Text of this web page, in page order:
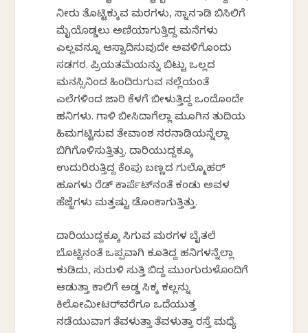
ನೀರು ತೊಟ್ಟಿಕ್ಕುವ ಮರಗಳು, ಸ್ನಾನ ಮಾಡಿ ಬಿಸಿಲಿಗೆ
ಮೈಯೊಡ್ಡಲು ಅಣಿಯಾಗುತ್ತಿದ್ದ ಮನೆಗಳು
ಎಲ್ಲವನ್ನೂ ಆಸ್ವಾದಿಸುವುದೇ ಅವಳಿಗೊಂದು
ಸಡಗರ. ಪ್ರಿಯತಮೆಯನ್ನು ಬಿಟ್ಟು ಒಲ್ಲದ
ಮನಸ್ಸಿನಿಂದ ಹಿಂದಿರುಗುವ ನಲ್ಲೆಯಂತೆ
ಎಲೆಗಳಿಂದ ಜಾರಿ ಕೆಳಗೆ ಬೀಳುತ್ತಿದ್ದ ಒಂದೊಂದೇ
ಹನಿಗಳು. ಗಾಳಿ ಬೀಸಿದಾಗೆಲ್ಲಾ ಮೂಗಿನ ತುದಿಯ
ಹಿಮಗಟ್ಟಿಸುವ ತೇವಾಂಶ ನರನಾಡಿಯನ್ನೆಲ್ಲಾ
ಬಿಗಿಗೊಳಿಸುತ್ತಿತ್ತು. ದಾರಿಯುದ್ದಕ್ಕೂ
ಉದುರಿರುತ್ತಿದ್ದ ಕೆಂಪು ಬಣ್ಣದ ಗುಲ್ಮೊಹರ್
ಹೂಗಳು ರೆಡ್ ಕಾರ್ಪೆಟ್‌ನಂತೆ ಕಂಡು ಅವಳ
ಹೆಜ್ಜೆಗಳು ಮತ್ತಷ್ಟು ಡೊಂಕಾಗುತ್ತಿತ್ತು.
ದಾರಿಯುದ್ದಕ್ಕೂ ಸಿಗುವ ಮರಗಳ ಬೈತಲೆ
ಬೊಟ್ಟಿನಂತೆ ಒಪ್ಪವಾಗಿ ಕೂತಿದ್ದ ಹನಿಗಳನ್ನೆಲ್ಲಾ
ಕುಡಿದು, ಸುರುಳಿ ಸುತ್ತಿ ಬಿದ್ದ ಮುಂಗುರುಳೊಂದಿಗೆ
ಆಡುತ್ತಾ ಕಾಲಿಗೆ ಅಡ್ಡ ಸಿಕ್ಕ ಕಲ್ಲನ್ನು
ಕಿಲೋಮೀಟರ್‌ವರೆಗೂ ಒದೆಯುತ್ತ
ನಡೆಯುವಾಗ ತೆವಳುತ್ತಾ ತೆವಳುತ್ತಾ ರಸ್ತೆ ಮಧ್ಯೆ